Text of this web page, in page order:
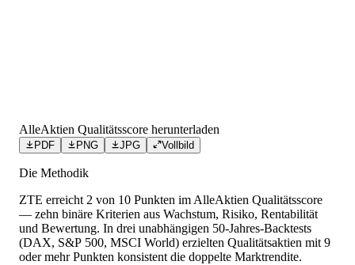
AlleAktien Qualitätsscore herunterladen
PDF PNG JPG Vollbild
Die Methodik
ZTE erreicht 2 von 10 Punkten im AlleAktien Qualitätsscore
— zehn binäre Kriterien aus Wachstum, Risiko, Rentabilität
und Bewertung. In drei unabhängigen 50-Jahres-Backtests
(DAX, S&P 500, MSCI World) erzielten Qualitätsaktien mit 9
oder mehr Punkten konsistent die doppelte Marktrendite.